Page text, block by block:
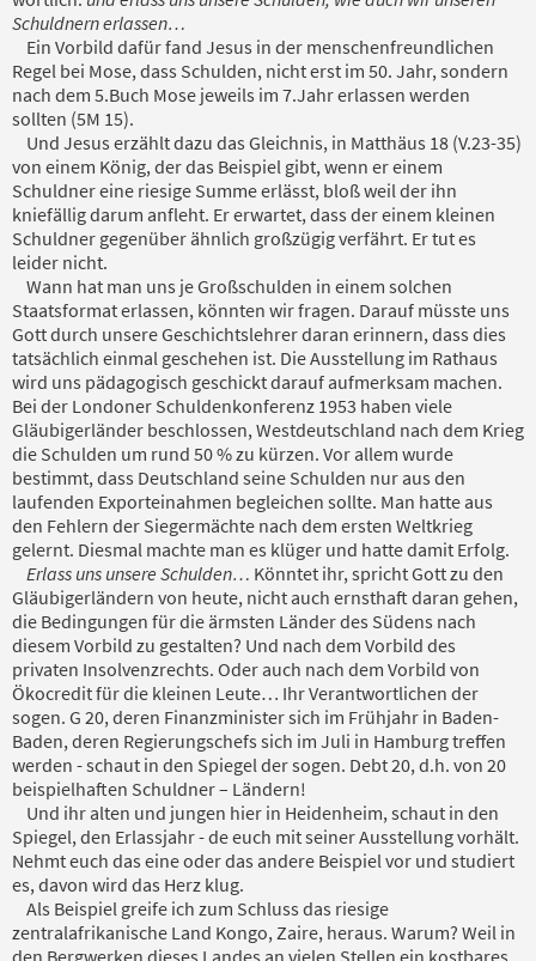
Schuldnern erlassen…
Ein Vorbild dafür fand Jesus in der menschenfreundlichen
Regel bei Mose, dass Schulden, nicht erst im 50. Jahr, sondern
nach dem 5.Buch Mose jeweils im 7.Jahr erlassen werden
sollten (5M 15).
Und Jesus erzählt dazu das Gleichnis, in Matthäus 18 (V.23-35)
von einem König, der das Beispiel gibt, wenn er einem
Schuldner eine riesige Summe erlässt, bloß weil der ihn
kniefällig darum anfleht. Er erwartet, dass der einem kleinen
Schuldner gegenüber ähnlich großzügig verfährt. Er tut es
leider nicht.
Wann hat man uns je Großschulden in einem solchen
Staatsformat erlassen, könnten wir fragen. Darauf müsste uns
Gott durch unsere Geschichtslehrer daran erinnern, dass dies
tatsächlich einmal geschehen ist. Die Ausstellung im Rathaus
wird uns pädagogisch geschickt darauf aufmerksam machen.
Bei der Londoner Schuldenkonferenz 1953 haben viele
Gläubigerländer beschlossen, Westdeutschland nach dem Krieg
die Schulden um rund 50 % zu kürzen. Vor allem wurde
bestimmt, dass Deutschland seine Schulden nur aus den
laufenden Exporteinahmen begleichen sollte. Man hatte aus
den Fehlern der Siegermächte nach dem ersten Weltkrieg
gelernt. Diesmal machte man es klüger und hatte damit Erfolg.
Erlass uns unsere Schulden… Könntet ihr, spricht Gott zu den
Gläubigerländern von heute, nicht auch ernsthaft daran gehen,
die Bedingungen für die ärmsten Länder des Südens nach
diesem Vorbild zu gestalten? Und nach dem Vorbild des
privaten Insolvenzrechts. Oder auch nach dem Vorbild von
Ökocredit für die kleinen Leute… Ihr Verantwortlichen der
sogen. G 20, deren Finanzminister sich im Frühjahr in Baden-
Baden, deren Regierungschefs sich im Juli in Hamburg treffen
werden - schaut in den Spiegel der sogen. Debt 20, d.h. von 20
beispielhaften Schuldner – Ländern!
Und ihr alten und jungen hier in Heidenheim, schaut in den
Spiegel, den Erlassjahr - de euch mit seiner Ausstellung vorhält.
Nehmt euch das eine oder das andere Beispiel vor und studiert
es, davon wird das Herz klug.
Als Beispiel greife ich zum Schluss das riesige
zentralafrikanische Land Kongo, Zaire, heraus. Warum? Weil in